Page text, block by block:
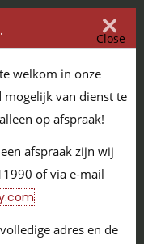
0345 - 511990
Close
welkom in onze
van dienst te
op afspraak!
afspraak zijn wij
of via e-mail
adres en de